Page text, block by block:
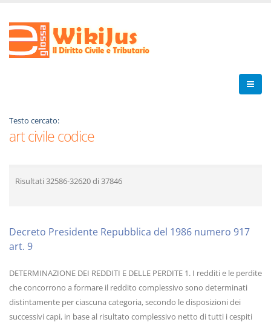
Testo cercato:
art civile codice
Risultati 32586-32620di 37846
Decreto Presidente Repubblica del 1986 numero 917
art. 9
DETERMINAZIONE DEI REDDITI E DELLE PERDITE 1. I redditi e le perdite
che concorrono a formare il reddito complessivo sono determinati
distintamente per ciascuna categoria, secondo le disposizioni dei
successivi capi, in base al risultato complessivo netto di tutti i cespiti